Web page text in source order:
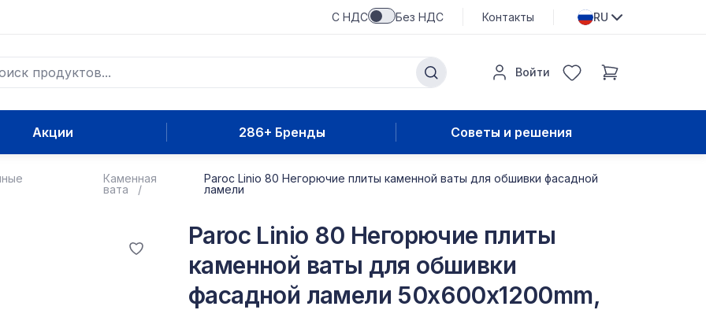
С НДС Без НДС Контакты RU
Войти
Акции 286+ Бренды Советы и решения
Каменная
вата
Paroc Linio 80 Негорючие плиты каменной ваты для обшивки фасадной
ламели
Paroc Linio 80 Негорючие плиты
каменной ваты для обшивки
фасадной ламели 50x600x1200mm,